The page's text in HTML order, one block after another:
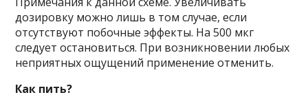
дозировку можно лишь в том случае, если
отсутствуют побочные эффекты. На 500 мкг
следует остановиться. При возникновении любых
неприятных ощущений применение отменить.
Как пить?